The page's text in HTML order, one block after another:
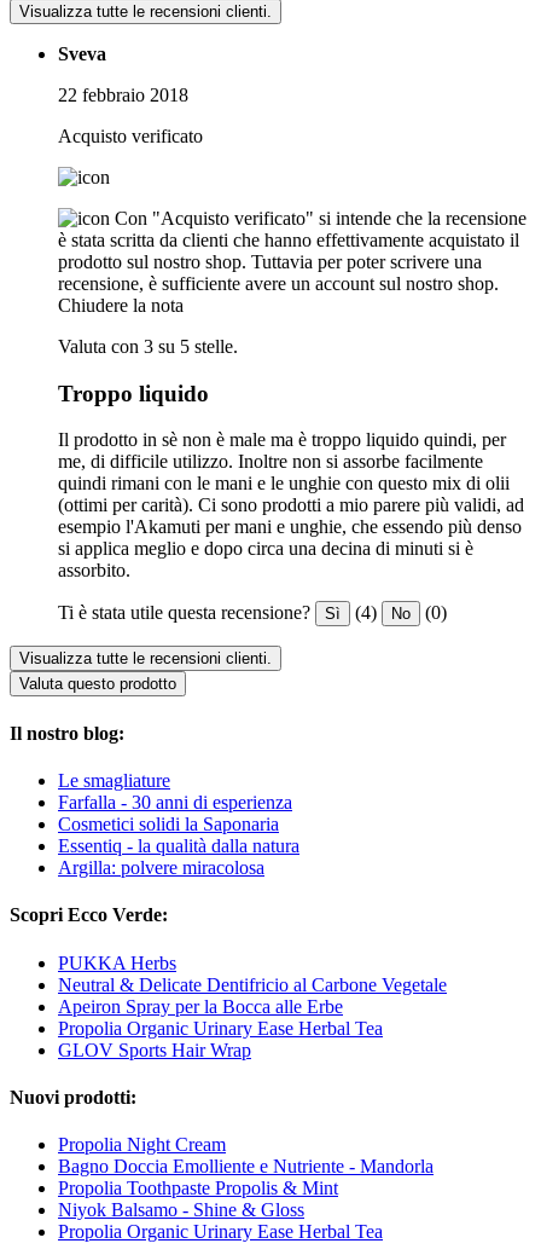
Visualizza tutte le recensioni clienti.
Sveva
22 febbraio 2018
Acquisto verificato
Con "Acquisto verificato" si intende che la recensione
è stata scritta da clienti che hanno effettivamente acquistato il
prodotto sul nostro shop. Tuttavia per poter scrivere una
recensione, è sufficiente avere un account sul nostro shop.
Chiudere la nota
Valuta con 3 su 5 stelle.
Troppo liquido
Il prodotto in sè non è male ma è troppo liquido quindi, per
me, di difficile utilizzo. Inoltre non si assorbe facilmente
quindi rimani con le mani e le unghie con questo mix di olii
(ottimi per carità). Ci sono prodotti a mio parere più validi, ad
esempio l'Akamuti per mani e unghie, che essendo più denso
si applica meglio e dopo circa una decina di minuti si è
assorbito.
Ti è stata utile questa recensione? Sì (4) No (0)
Visualizza tutte le recensioni clienti.
Valuta questo prodotto
Il nostro blog:
Le smagliature
Farfalla - 30 anni di esperienza
Cosmetici solidi la Saponaria
Essentiq - la qualità dalla natura
Argilla: polvere miracolosa
Scopri Ecco Verde:
PUKKA Herbs
Neutral & Delicate Dentifricio al Carbone Vegetale
Apeiron Spray per la Bocca alle Erbe
Propolia Organic Urinary Ease Herbal Tea
GLOV Sports Hair Wrap
Nuovi prodotti:
Propolia Night Cream
Bagno Doccia Emolliente e Nutriente - Mandorla
Propolia Toothpaste Propolis & Mint
Niyok Balsamo - Shine & Gloss
Propolia Organic Urinary Ease Herbal Tea